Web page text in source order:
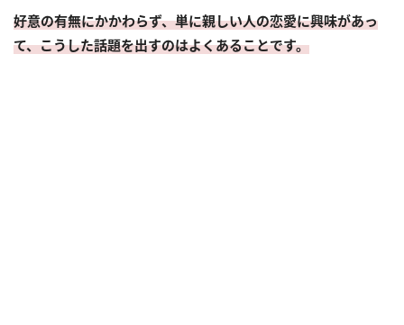
好意の有無にかかわらず、単に親しい人の恋愛に興味があっ
て、こうした話題を出すのはよくあることです。